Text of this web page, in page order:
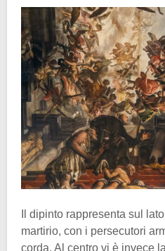
Il dipinto rappresenta sul
martirio, con i persecutori
corda. Al centro vi è invece la